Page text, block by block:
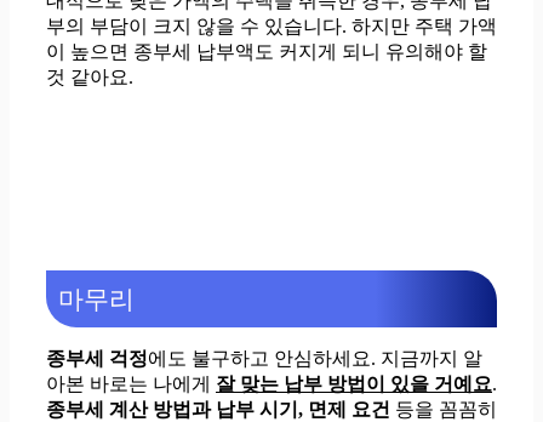
부의 부담이 크지 않을 수 있습니다. 하지만 주택 가액
이 높으면 종부세 납부액도 커지게 되니 유의해야 할
것 같아요.
마무리
종부세 걱정에도 불구하고 안심하세요. 지금까지 알
아본 바로는 나에게 잘 맞는 납부 방법이 있을 거예요.
종부세 계산 방법과 납부 시기, 면제 요건 등을 꼼꼼히